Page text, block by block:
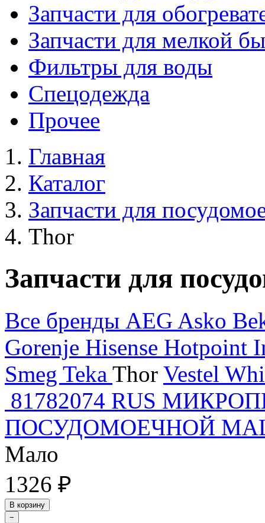
Запчасти для
Запчасти для мелкой
Фильтры для воды
Спецодежда
Прочее
Главная
Каталог
Запчасти для
Thor
Запчасти для
Все бренды AEG Asko
Gorenje Hisense Hotpoint
Smeg Teka Thor Vestel
81782074 RUS
ПОСУДОМОЕЧНОЙ
Мало
1326 ₽
В корзину
−